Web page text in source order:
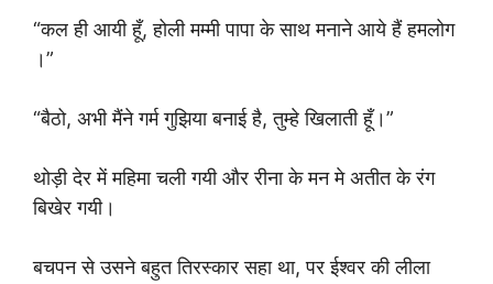
“कल ही आयी हूँ, होली मम्मी पापा के साथ मनाने आये हैं हमलोग
।”
“बैठो, अभी मैंने गर्म गुझिया बनाई है, तुम्हे खिलाती हूँ।”
थोड़ी देर में महिमा चली गयी और रीना के मन मे अतीत के रंग
बिखेर गयी।
बचपन से उसने बहुत तिरस्कार सहा था, पर ईश्वर की लीला